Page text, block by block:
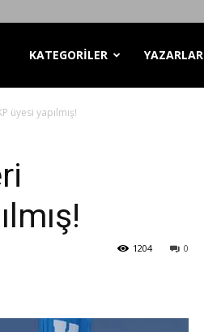
KATEGORİLER YAZARLAR
üyesi yapılmış!
0
1204